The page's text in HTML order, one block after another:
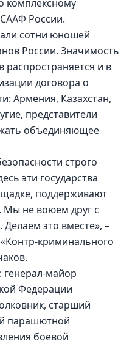
комплексному
России.
сотни юношей
России. Значимость
распространяется и в
договора о
Армения, Казахстан,
представители
объединяющее
строго
эти государства
поддерживают
Мы не воюем друг с
это вместе», –
криминального
генерал-майор
Федерации
старший
парашютной
боевой